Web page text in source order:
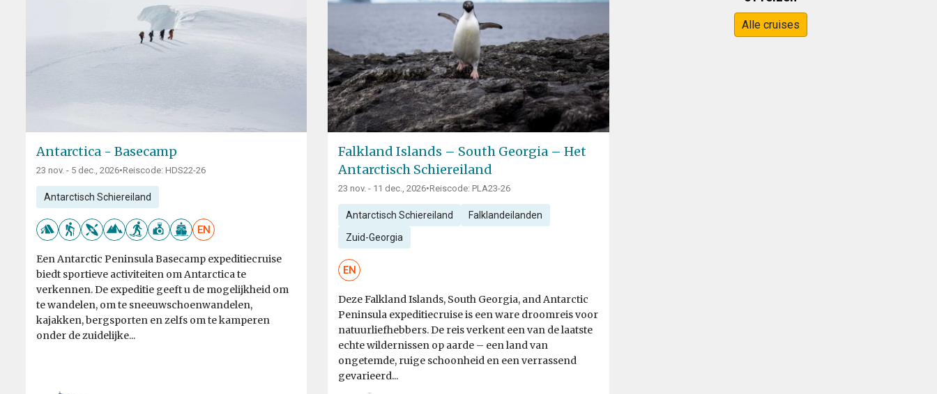
Antarctica - Basecamp
23 nov. - 5 dec., 2026•Reiscode: HDS22-26
Antarctisch Schiereiland
EN
Een Antarctic Peninsula Basecamp expeditiecruise
biedt sportieve activiteiten om Antarctica te
verkennen. De expeditie geeft u de mogelijkheid om
te wandelen, om te sneeuwschoenwandelen,
kajakken, bergsporten en zelfs om te kamperen
onder de zuidelijke...
Falkland Islands – South Georgia – Het
Antarctisch Schiereiland
23 nov. - 11 dec., 2026•Reiscode: PLA23-26
Antarctisch Schiereiland Falklandeilanden
Zuid-Georgia
EN
Deze Falkland Islands, South Georgia, and Antarctic
Peninsula expeditiecruise is een ware droomreis voor
natuurliefhebbers. De reis verkent een van de laatste
echte wildernissen op aarde – een land van
ongetemde, ruige schoonheid en een verrassend
gevarieerd...
Alle cruises